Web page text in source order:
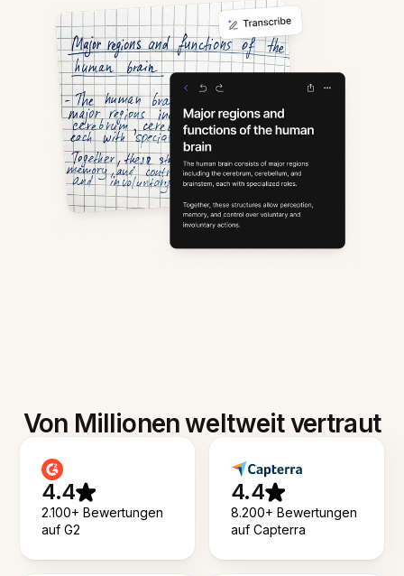
Von Millionen weltweit vertraut
4.4
2.100+ Bewertungen
auf G2
4.4
8.200+ Bewertungen
auf Capterra